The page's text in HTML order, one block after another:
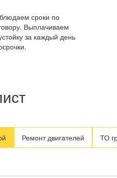
сроки по
Выплачиваем
за каждый день
Ремонт двигателей ТО